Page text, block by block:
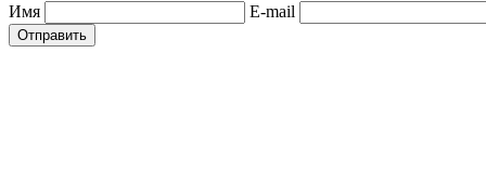
Имя E-mail